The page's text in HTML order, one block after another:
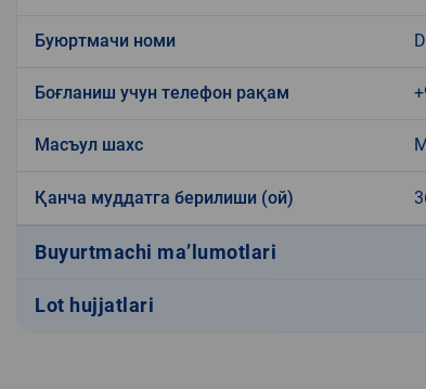
Буюртмачи номи
Боғланиш учун телефон рақам
Масъул шахс
Қанча муддатга берилиши (ой)
Buyurtmachi ma’lumotlari
Lot hujjatlari